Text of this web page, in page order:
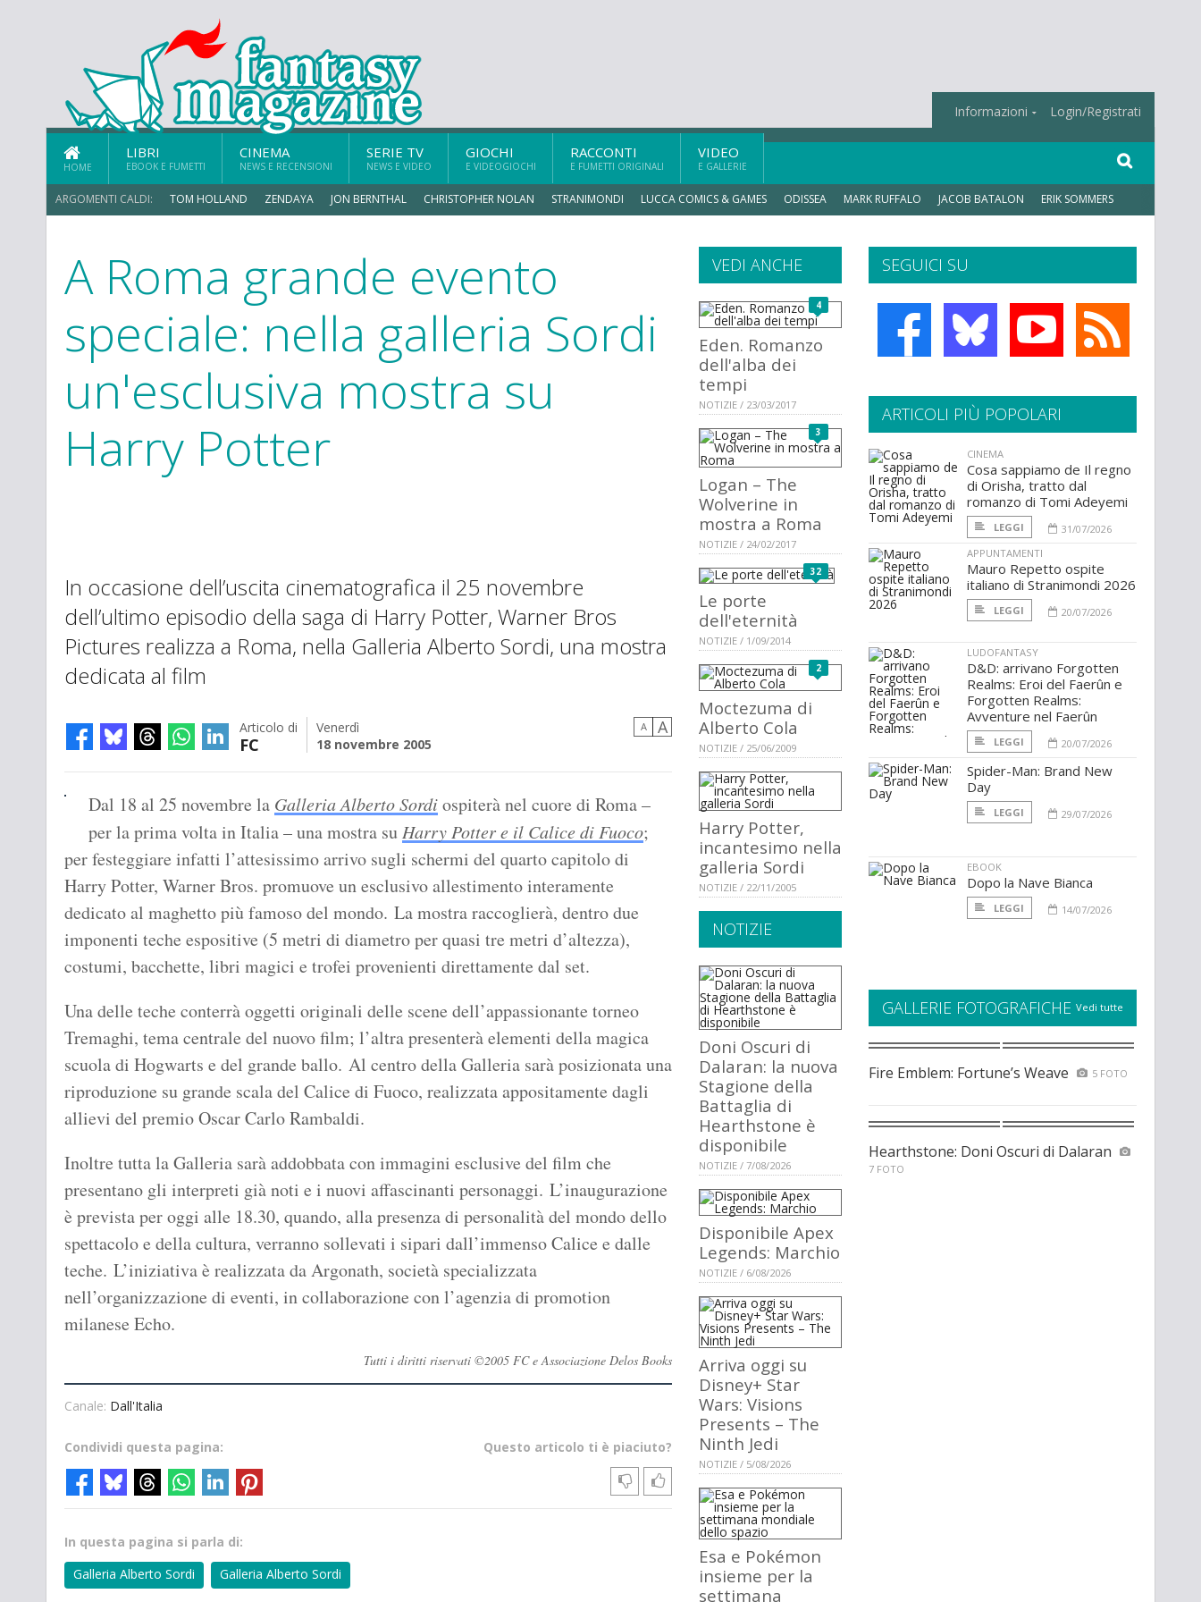
Informazioni Login/Registrati
HOME
LIBRI
EBOOK E FUMETTI
CINEMA
NEWS E RECENSIONI
SERIE TV
NEWS E VIDEO
GIOCHI
E VIDEOGIOCHI
RACCONTI
E FUMETTI ORIGINALI
VIDEO
E GALLERIE
ARGOMENTI CALDI: TOM HOLLAND ZENDAYA JON BERNTHAL CHRISTOPHER NOLAN STRANIMONDI LUCCA COMICS & GAMES ODISSEA MARK RUFFALO JACOB BATALON ERIK SOMMERS
A Roma grande evento
speciale: nella galleria Sordi
un'esclusiva mostra su
Harry Potter
In occasione dell’uscita cinematografica il 25 novembre
dell’ultimo episodio della saga di Harry Potter, Warner Bros
Pictures realizza a Roma, nella Galleria Alberto Sordi, una mostra
dedicata al film
Articolo di
FC
Venerdì
18 novembre 2005
A A
Dal 18 al 25 novembre la Galleria Alberto Sordiospiterà nel cuore di Roma –
per la prima volta in Italia – una mostra suHarry Potter e il Calice di Fuoco;
per festeggiare infatti l’attesissimo arrivo sugli schermi del quarto capitolo di
Harry Potter, Warner Bros. promuove un esclusivo allestimento interamente
dedicato al maghetto più famoso del mondo. La mostra raccoglierà, dentro due
imponenti teche espositive (5 metri di diametro per quasi tre metri d’altezza),
costumi, bacchette, libri magici e trofei provenienti direttamente dal set.
Una delle teche conterrà oggetti originali delle scene dell’appassionante torneo
Tremaghi, tema centrale del nuovo film; l’altra presenterà elementi della magica
scuola di Hogwarts e del grande ballo. Al centro della Galleria sarà posizionata una
riproduzione su grande scala del Calice di Fuoco, realizzata appositamente dagli
allievi del premio Oscar Carlo Rambaldi.
Inoltre tutta la Galleria sarà addobbata con immagini esclusive del film che
presentano gli interpreti già noti e i nuovi affascinanti personaggi. L’inaugurazione
è prevista per oggi alle 18.30, quando, alla presenza di personalità del mondo dello
spettacolo e della cultura, verranno sollevati i sipari dall’immenso Calice e dalle
teche. L’iniziativa è realizzata da Argonath, società specializzata
nell’organizzazione di eventi, in collaborazione con l’agenzia di promotion
milanese Echo.
Tutti i diritti riservati ©2005 FC e Associazione Delos Books
Canale: Dall'Italia
Questo articolo ti è piaciuto?
Condividi questa pagina:
In questa pagina si parla di:
Galleria Alberto Sordi
Galleria Alberto Sordi
SEGUICI SU
VEDI ANCHE
4
Eden. Romanzo
dell'alba dei
tempi
NOTIZIE / 23/03/2017
3
Logan – The
Wolverine in
mostra a Roma
NOTIZIE / 24/02/2017
32
Le porte
dell'eternità
NOTIZIE / 1/09/2014
2
Moctezuma di
Alberto Cola
NOTIZIE / 25/06/2009
Harry Potter,
incantesimo nella
galleria Sordi
NOTIZIE / 22/11/2005
NOTIZIE
Doni Oscuri di
Dalaran: la nuova
Stagione della
Battaglia di
Hearthstone è
disponibile
NOTIZIE / 7/08/2026
Disponibile Apex
Legends: Marchio
NOTIZIE / 6/08/2026
Arriva oggi su
Disney+ Star
Wars: Visions
Presents – The
Ninth Jedi
NOTIZIE / 5/08/2026
Esa e Pokémon
insieme per la
settimana
ARTICOLI PIÙ POPOLARI
CINEMA
Cosa sappiamo de Il regno
di Orisha, tratto dal
romanzo di Tomi Adeyemi
LEGGI
31/07/2026
APPUNTAMENTI
Mauro Repetto ospite
italiano di Stranimondi 2026
LEGGI 20/07/2026
LUDOFANTASY
D&D: arrivano Forgotten
Realms: Eroi del Faerûn e
Forgotten Realms:
Avventure nel Faerûn
LEGGI 20/07/2026
Spider-Man: Brand New
Day
LEGGI 29/07/2026
EBOOK
Dopo la Nave Bianca
LEGGI 14/07/2026
GALLERIE FOTOGRAFICHE Vedi tutte
Fire Emblem: Fortune’s Weave 5 FOTO
Hearthstone: Doni Oscuri di Dalaran
7 FOTO